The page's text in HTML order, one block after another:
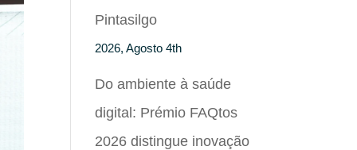
Pintasilgo
2026, Agosto 4th
Do ambiente à saúde
digital: Prémio FAQtos
2026 distingue inovação